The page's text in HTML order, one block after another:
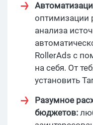
оптимизации
анализа
RollerAds с
на себя. От
установить
Разумное
бюджетов: